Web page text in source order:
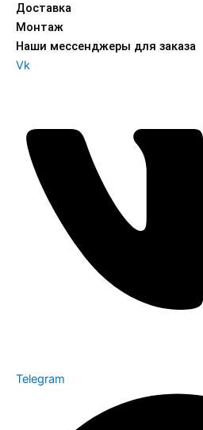
Доставка
Монтаж
Наши мессенджеры для заказа
Vk
Telegram